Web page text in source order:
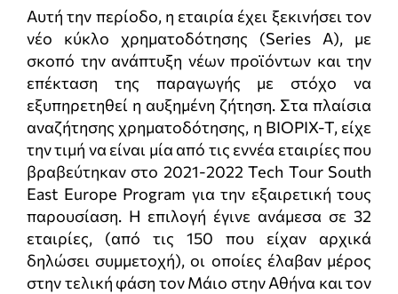
Αυτή την περίοδο, η εταιρία έχει ξεκινήσει τον
νέο κύκλο χρηματοδότησης (Series A), με
σκοπό την ανάπτυξη νέων προϊόντων και την
επέκταση της παραγωγής με στόχο να
εξυπηρετηθεί η αυξημένη ζήτηση. Στα πλαίσια
αναζήτησης χρηματοδότησης, η ΒΙOPIX-T, είχε
την τιμή να είναι μία από τις εννέα εταιρίες που
βραβεύτηκαν στο 2021-2022 Tech Tour South
East Europe Program για την εξαιρετική τους
παρουσίαση. Η επιλογή έγινε ανάμεσα σε 32
εταιρίες, (από τις 150 που είχαν αρχικά
δηλώσει συμμετοχή), οι οποίες έλαβαν μέρος
στην τελική φάση τον Μάιο στην Αθήνα και τον